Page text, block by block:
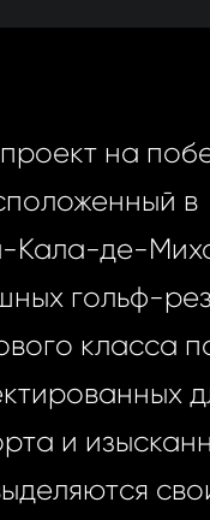
на
в
Кала-де-
гольф-
класса
и